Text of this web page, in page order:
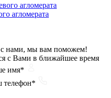
агломерата
с нами, мы вам поможем!
с Вами в ближайшее время
имя*
телефон*